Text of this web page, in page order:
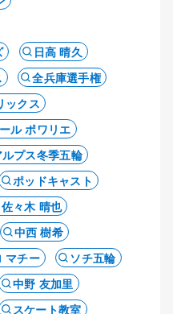
日高 晴久
全兵庫選手権
ックス
ル ポワリエ
プス冬季五輪
ポッドキャスト
佐々木 晴也
中西 樹希
マチー
ソチ五輪
中野 友加里
スケート教室